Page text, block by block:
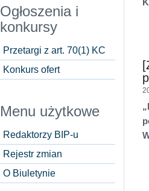
Ogłoszenia i
konkursy
Przetargi z art. 70(1) KC
Konkurs ofert
Menu użytkowe
Redaktorzy BIP-u
Rejestr zmian
O Biuletynie